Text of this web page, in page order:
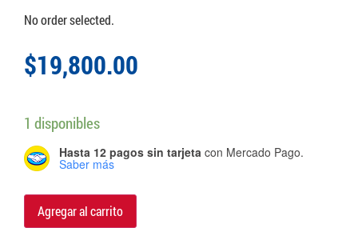
No order selected.
$19,800.00
1 disponibles
Hasta 12 pagos sin tarjeta con Mercado Pago.
Saber más
Agregar al carrito